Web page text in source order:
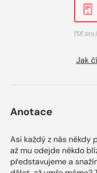
PDF pro
Jak
Anotace
Asi každý z nás někdy
až mu odejde někdo
představujeme a